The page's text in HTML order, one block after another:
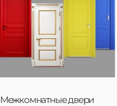
Межкомнатные двери